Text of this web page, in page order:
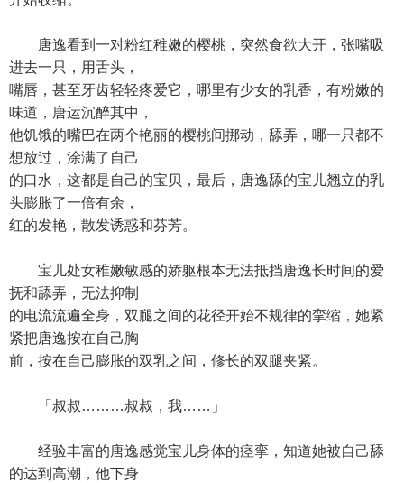
唐逸看到一对粉红稚嫩的樱桃，突然食欲大开，张嘴吸
进去一只，用舌头，
嘴唇，甚至牙齿轻轻疼爱它，哪里有少女的乳香，有粉嫩的
味道，唐运沉醉其中，
他饥饿的嘴巴在两个艳丽的樱桃间挪动，舔弄，哪一只都不
想放过，涂满了自己
的口水，这都是自己的宝贝，最后，唐逸舔的宝儿翘立的乳
头膨胀了一倍有余，
红的发艳，散发诱惑和芬芳。
宝儿处女稚嫩敏感的娇躯根本无法抵挡唐逸长时间的爱
抚和舔弄，无法抑制
的电流流遍全身，双腿之间的花径开始不规律的挛缩，她紧
紧把唐逸按在自己胸
前，按在自己膨胀的双乳之间，修长的双腿夹紧。
「叔叔………叔叔，我……」
经验丰富的唐逸感觉宝儿身体的痉挛，知道她被自己舔
的达到高潮，他下身